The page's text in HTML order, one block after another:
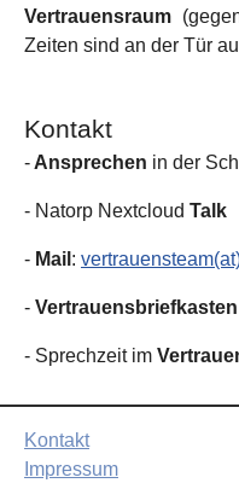
Vertrauensraum
Zeiten sind an der Tür
Kontakt
- Ansprechen in der
- Natorp Nextcloud Talk
- Mail :
- Vertrauensbriefkasten
- Sprechzeit im
Kontakt
Impressum